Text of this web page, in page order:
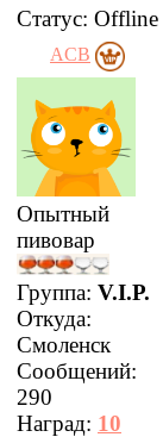
Статус: Offline
ACB
Опытный
пивовар
Группа: V.I.P.
Откуда:
Смоленск
Сообщений:
290
Наград: 10